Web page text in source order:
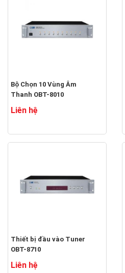
Bộ Chọn 10 Vùng Âm
Thanh OBT-8010
Liên hệ
Thiết bị đầu vào Tuner
OBT-8710
Liên hệ